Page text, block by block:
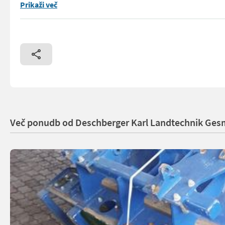
Beinlich/Idrofoglia Fox SPC 66-10 Pumpenaggregat
Prikaži več
Več ponudb od Deschberger Karl Landtechnik